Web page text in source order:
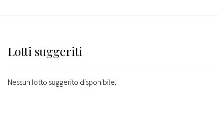
Lotti suggeriti
Nessun lotto suggerito disponibile.